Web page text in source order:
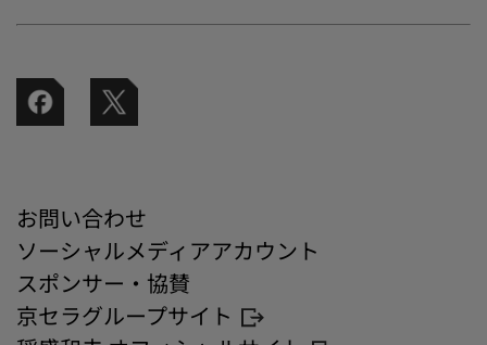
お問い合わせ
ソーシャルメディアアカウント
スポンサー・協賛
京セラグループサイト